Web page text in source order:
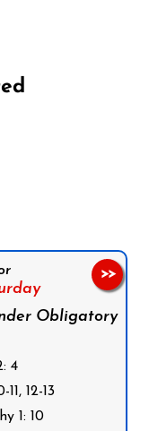
Obligatory
4
12-13
1: 10
>>